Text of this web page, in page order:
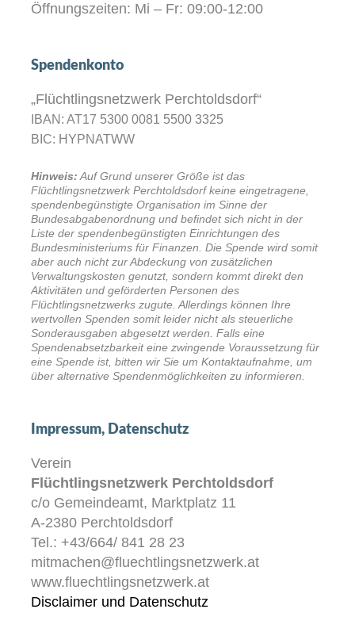
Öffnungszeiten: Mi – Fr: 09:00-12:00
Spendenkonto
„Flüchtlingsnetzwerk Perchtoldsdorf“
IBAN: AT17 5300 0081 5500 3325
BIC: HYPNATWW
Hinweis:Auf Grund unserer Größe ist das
Flüchtlingsnetzwerk Perchtoldsdorf keine eingetragene,
spendenbegünstigte Organisation im Sinne der
Bundesabgabenordnung und befindet sich nicht in der
Liste der spendenbegünstigten Einrichtungen des
Bundesministeriums für Finanzen. Die Spende wird somit
aber auch nicht zur Abdeckung von zusätzlichen
Verwaltungskosten genutzt, sondern kommt direkt den
Aktivitäten und geförderten Personen des
Flüchtlingsnetzwerks zugute. Allerdings können Ihre
wertvollen Spenden somit leider nicht als steuerliche
Sonderausgaben abgesetzt werden. Falls eine
Spendenabsetzbarkeit eine zwingende Voraussetzung für
eine Spende ist, bitten wir Sie um Kontaktaufnahme, um
über alternative Spendenmöglichkeiten zu informieren.
Impressum, Datenschutz
Verein
Flüchtlingsnetzwerk Perchtoldsdorf
c/o Gemeindeamt, Marktplatz 11
A-2380 Perchtoldsdorf
Tel.: +43/664/ 841 28 23
mitmachen@fluechtlingsnetzwerk.at
www.fluechtlingsnetzwerk.at
Disclaimer und Datenschutz